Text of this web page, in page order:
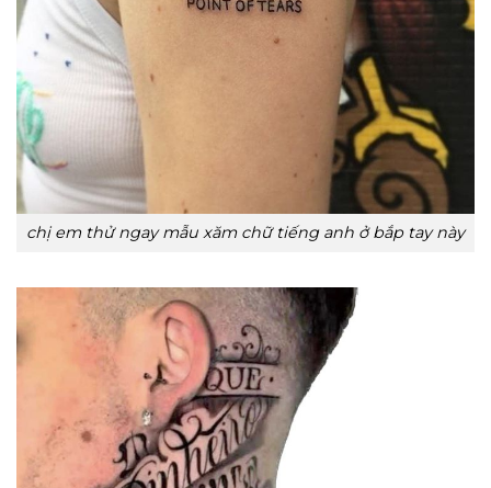
chị em thử ngay mẫu xăm chữ tiếng anh ở bắp tay này